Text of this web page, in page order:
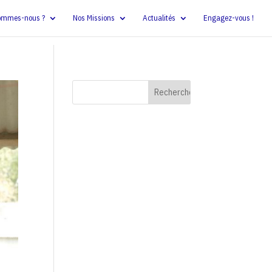
nous ? Nos Missions Actualités Engagez-vous !